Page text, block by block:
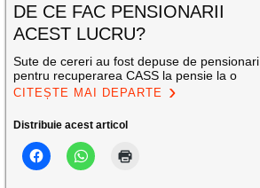
DE CE FAC PENSIONARII
ACEST LUCRU?
Sute de cereri au fost depuse de pensionari
pentru recuperarea CASS la pensie la o
CITEȘTE MAI DEPARTE
Distribuie acest articol